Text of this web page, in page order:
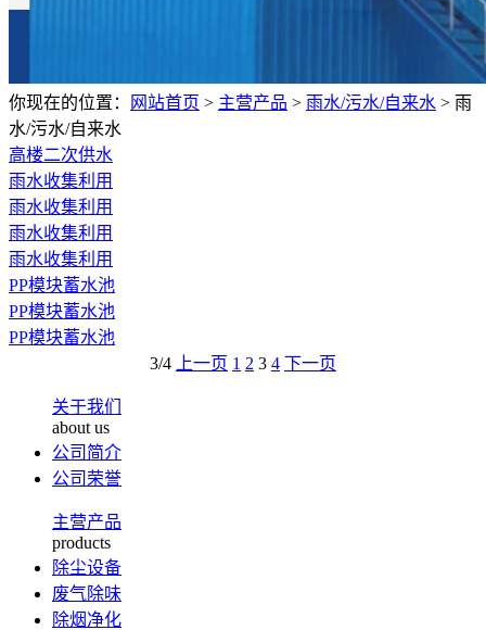
你现在的位置： 网站首页 > 主营产品 > 雨水/污水/自来水 > 雨
水/污水/自来水
高楼二次供水
雨水收集利用
雨水收集利用
雨水收集利用
雨水收集利用
PP模块蓄水池
PP模块蓄水池
PP模块蓄水池
3/4
上一页 1 2 3 4 下一页
关于我们
about us
公司简介
公司荣誉
主营产品
products
除尘设备
废气除味
除烟净化